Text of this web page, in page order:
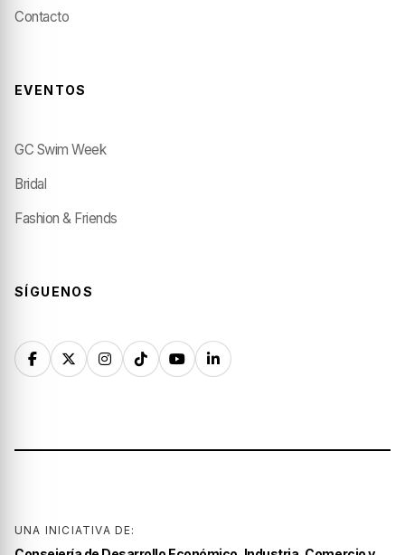
Contacto
EVENTOS
GC Swim Week
Bridal
Fashion & Friends
SÍGUENOS
UNA INICIATIVA DE: